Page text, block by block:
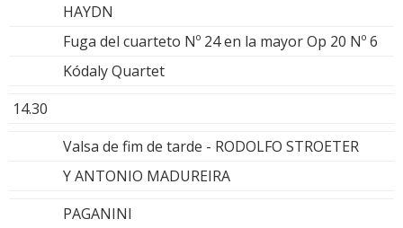
HAYDN
Fuga del cuarteto Nº 24 en la mayor Op 20 Nº 6
Kódaly Quartet
14.30
Valsa de fim de tarde - RODOLFO STROETER
Y ANTONIO MADUREIRA
PAGANINI